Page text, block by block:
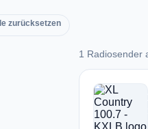
zurücksetzen
1 Radiosender
1